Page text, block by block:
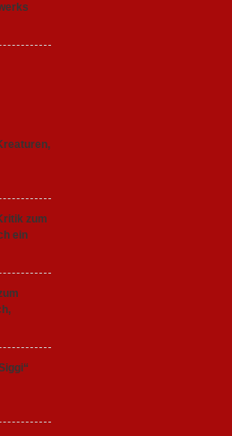
zum
ein